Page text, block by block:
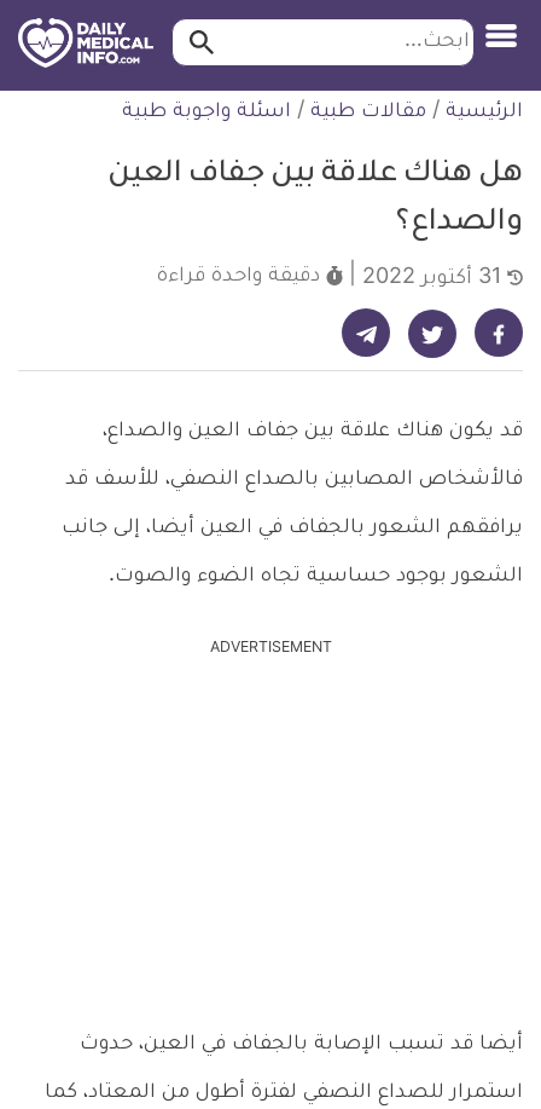
التخطي
للمحتوى
طبية
ابحث ابحث…
الرئيسية / مقالات طبية / اسئلة واجوبة طبية
هل هناك علاقة بين جفاف العين
والصداع؟
دقيقة واحدة قراءة
شارك على فيسبوك - ديلي ميديكال انفو شارك على تويتر - ديلي ميديكال انفو شارك على تيليجرام - ديلي ميديكال انفو
قد يكون هناك علاقة بين جفاف العين والصداع،
فالأشخاص المصابين بالصداع النصفي، للأسف قد
يرافقهم الشعور بالجفاف في العين أيضا، إلى جانب
الشعور بوجود حساسية تجاه الضوء والصوت.
ADVERTISEMENT
أيضا قد تسبب الإصابة بالجفاف في العين، حدوث
استمرار للصداع النصفي لفترة أطول من المعتاد، كما